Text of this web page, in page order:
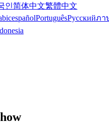
인简体中文繁體中文
españolPortuguêsРусскийภา